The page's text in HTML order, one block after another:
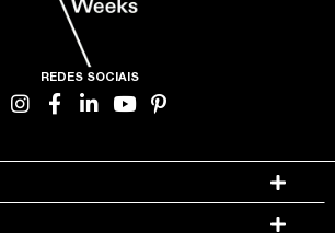
REDES SOCIAIS